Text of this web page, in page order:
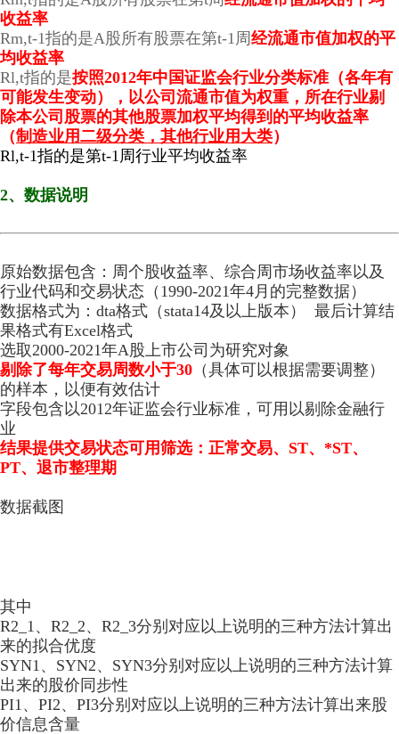
收益率
Rm,t-1指的是A股所有股票在第t-1周经流通市值加权的平
均收益率
Rl,t指的是按照2012年中国证监会行业分类标准（各年有
可能发生变动），以公司流通市值为权重，所在行业剔
除本公司股票的其他股票加权平均得到的平均收益率
（制造业用二级分类，其他行业用大类）
Rl,t-1指的是第t-1周行业平均收益率
2、数据说明
原始数据包含：周个股收益率、综合周市场收益率以及
行业代码和交易状态（1990-2021年4月的完整数据）
数据格式为：dta格式（stata14及以上版本） 最后计算结
果格式有Excel格式
选取2000-2021年A股上市公司为研究对象
剔除了每年交易周数小于30 （具体可以根据需要调整）
的样本，以便有效估计
字段包含以2012年证监会行业标准，可用以剔除金融行
业
结果提供交易状态可用筛选：正常交易、ST、*ST、
PT、退市整理期
数据截图
其中
R2_1、R2_2、R2_3分别对应以上说明的三种方法计算出
来的拟合优度
SYN1、SYN2、SYN3分别对应以上说明的三种方法计算
出来的股价同步性
PI1、 PI2、 PI3分别对应以上说明的三种方法计算出来股
价信息含量